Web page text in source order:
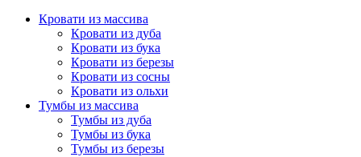
Кровати из массива
Кровати из дуба
Кровати из бука
Кровати из березы
Кровати из сосны
Кровати из ольхи
Тумбы из массива
Тумбы из дуба
Тумбы из бука
Тумбы из березы